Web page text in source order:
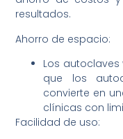
resultados.
Ahorro de espacio:
Los
que los
convierte en
clínicas con
Facilidad de uso: